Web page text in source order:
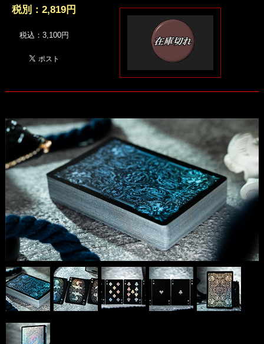
税別： 2,819円
税込：3,100円